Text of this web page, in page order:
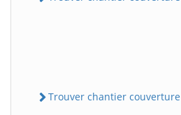
Trouver chantier couverture